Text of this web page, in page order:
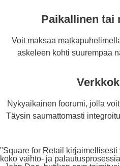
Paikallinen tai
Voit maksaa
askeleen kohti suurempaa
Nykyaikainen foorumi, jolla
Täysin saumattomasti
"Square for Retail
koko vaihto- ja